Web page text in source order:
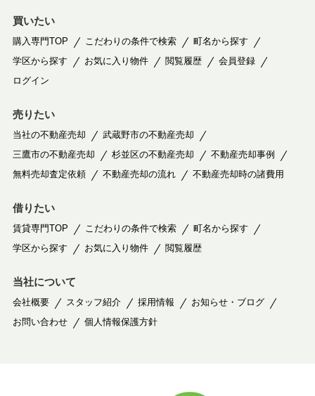
買いたい
購入専門TOP こだわりの条件で検索
町名から探す
学区から探す
お気に入り物件 閲覧履歴
会員登録
ログイン
売りたい
当社の不動産売却
武蔵野市の不動産売却
三鷹市の不動産売却
杉並区の不動産売却
不動産売却事例
無料売却査定依頼
不動産売却の流れ 不動産売却時の諸費用
借りたい
賃貸専門TOP こだわりの条件で検索
町名から探す
学区から探す
お気に入り物件 閲覧履歴
当社について
会社概要 スタッフ紹介 採用情報
お知らせ・ブログ
お問い合わせ
個人情報保護方針